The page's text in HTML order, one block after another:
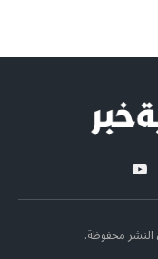
يوتيوب